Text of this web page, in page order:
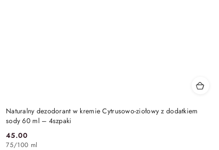
Naturalny dezodorant w kremie Cytrusowo-ziołowy z dodatkiem
sody 60 ml – 4szpaki
Cena:
45.00
75/100 ml